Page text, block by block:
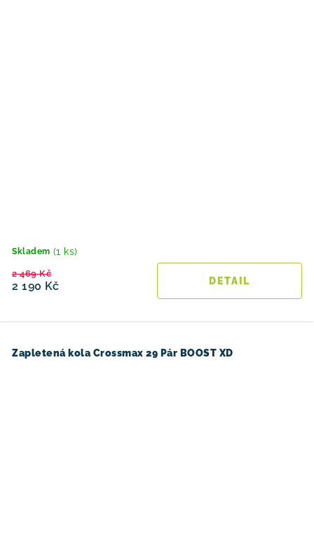
Skladem (1 ks)
2 190 Kč
2 469 Kč
Zapletená kola Crossmax 29 Pár BOOST XD